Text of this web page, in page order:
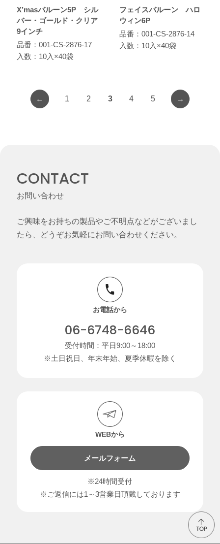
X’masバルーン5P シル
バー・ゴールド・クリア
9インチ
品番：001-CS-2876-17
入数：10入×40袋
フェイスバルーン ハロ
ウィン6P
品番：001-CS-2876-14
入数：10入×40袋
← 1 2 3 4 5 →
CONTACT
お問い合わせ
ご興味をお持ちの製品やご不明点などがございまし
たら、どうぞお気軽にお問い合わせください。
お電話から
06-6748-6646
受付時間：平日9:00～18:00
※土日祝日、年末年始、夏季休暇を除く
WEBから
メールフォーム
※24時間受付
※ご返信には1～3営業日頂戴しております